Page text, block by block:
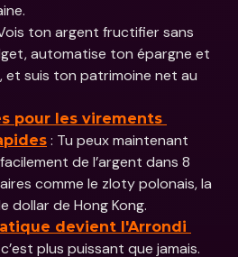
ton argent fructifier sans
automatise ton épargne et
et suis ton patrimoine net au
pour les virements
: Tu peux maintenant
de l’argent dans 8
comme le zloty polonais, la
dollar de Hong Kong.
devient l'Arrondi
plus puissant que jamais.